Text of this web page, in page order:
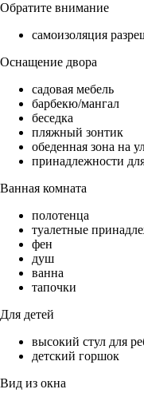
Обратите внимание
самоизоляция
Оснащение двора
садовая мебель
барбекю/мангал
беседка
пляжный зонтик
обеденная зона на
принадлежности
Ванная комната
полотенца
туалетные
фен
душ
ванна
тапочки
Для детей
высокий стул для
детский горшок
Вид из окна